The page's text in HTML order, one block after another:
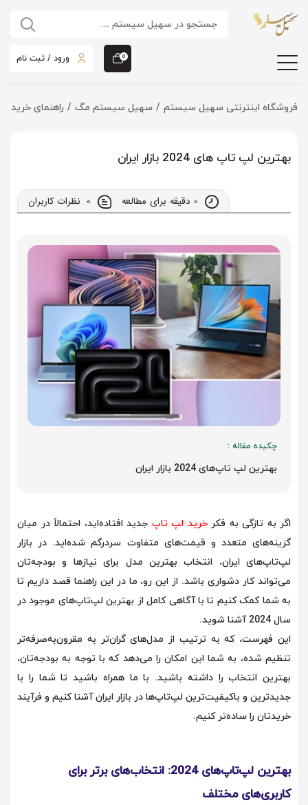
0 ورود / ثبت نام
فروشگاه اینترنتی سهیل سیستم سهیل سیستم مگ راهنمای خرید
بهترین لپ تاپ‌ های 2024 بازار ایران
0 دقیقه برای مطالعه 0 نظرات کاربران
چکیده مقاله :
بهترین لپ تاپ‌های 2024 بازار ایران
اگر به تازگی به فکرخرید لپ‌ تاپ جدید افتاده‌اید، احتمالاً در میان
گزینه‌های متعدد و قیمت‌های متفاوت سردرگم شده‌اید. در بازار
لپ‌تاپ‌های ایران، انتخاب بهترین مدل برای نیازها و بودجه‌تان
می‌تواند کار دشواری باشد. از این رو، ما در این راهنما قصد داریم تا
به شما کمک کنیم تا با آگاهی کامل از بهترین لپ‌تاپ‌های موجود در
سال 2024 آشنا شوید.
این فهرست، که به ترتیب از مدل‌های گران‌تر به مقرون‌به‌صرفه‌تر
تنظیم شده، به شما این امکان را می‌دهد که با توجه به بودجه‌تان،
بهترین انتخاب را داشته باشید. با ما همراه باشید تا شما را با
جدیدترین و باکیفیت‌ترین لپ‌تاپ‌ها در بازار ایران آشنا کنیم و فرآیند
خریدتان را ساده‌تر کنیم.
بهترین لپ‌تاپ‌های 2024: انتخاب‌های برتر برای
کاربری‌های مختلف